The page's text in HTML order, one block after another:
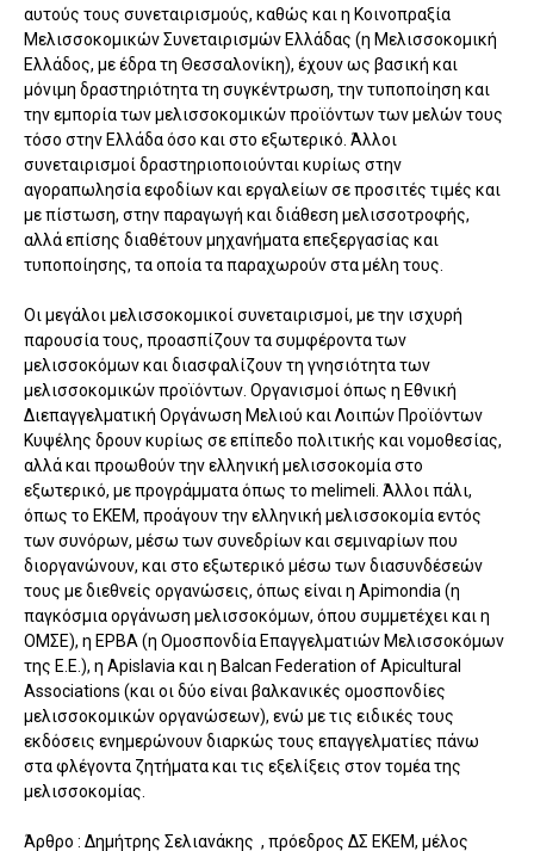
αυτούς τους συνεταιρισμούς, καθώς και η Κοινοπραξία
Μελισσοκομικών Συνεταιρισμών Ελλάδας (η Μελισσοκομική
Ελλάδος, με έδρα τη Θεσσαλονίκη), έχουν ως βασική και
μόνιμη δραστηριότητα τη συγκέντρωση, την τυποποίηση και
την εμπορία των μελισσοκομικών προϊόντων των μελών τους
τόσο στην Ελλάδα όσο και στο εξωτερικό. Άλλοι
συνεταιρισμοί δραστηριοποιούνται κυρίως στην
αγοραπωλησία εφοδίων και εργαλείων σε προσιτές τιμές και
με πίστωση, στην παραγωγή και διάθεση μελισσοτροφής,
αλλά επίσης διαθέτουν μηχανήματα επεξεργασίας και
τυποποίησης, τα οποία τα παραχωρούν στα μέλη τους.
Οι μεγάλοι μελισσοκομικοί συνεταιρισμοί, με την ισχυρή
παρουσία τους, προασπίζουν τα συμφέροντα των
μελισσοκόμων και διασφαλίζουν τη γνησιότητα των
μελισσοκομικών προϊόντων. Οργανισμοί όπως η Εθνική
Διεπαγγελματική Οργάνωση Μελιού και Λοιπών Προϊόντων
Κυψέλης δρουν κυρίως σε επίπεδο πολιτικής και νομοθεσίας,
αλλά και προωθούν την ελληνική μελισσοκομία στο
εξωτερικό, με προγράμματα όπως το melimeli. Άλλοι πάλι,
όπως το ΕΚΕΜ, προάγουν την ελληνική μελισσοκομία εντός
των συνόρων, μέσω των συνεδρίων και σεμιναρίων που
διοργανώνουν, και στο εξωτερικό μέσω των διασυνδέσεών
τους με διεθνείς οργανώσεις, όπως είναι η Apimondia (η
παγκόσμια οργάνωση μελισσοκόμων, όπου συμμετέχει και η
ΟΜΣΕ), η EPBA (η Ομοσπονδία Επαγγελματιών Μελισσοκόμων
της Ε.Ε.), η Apislavia και η Balcan Federation of Apicultural
Associations (και οι δύο είναι βαλκανικές ομοσπονδίες
μελισσοκομικών οργανώσεων), ενώ με τις ειδικές τους
εκδόσεις ενημερώνουν διαρκώς τους επαγγελματίες πάνω
στα φλέγοντα ζητήματα και τις εξελίξεις στον τομέα της
μελισσοκομίας.
Άρθρο : Δημήτρης Σελιανάκης , πρόεδρος ΔΣ ΕΚΕΜ, μέλος